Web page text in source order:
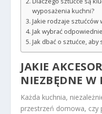
wyposażenia kuchni?
Jakie rodzaje sztućców
Jak wybrać
Jak dbać o sztućce, aby
JAKIE
NIEZBĘDNE W
Każda kuchnia,
przestrzeń domowa, czy